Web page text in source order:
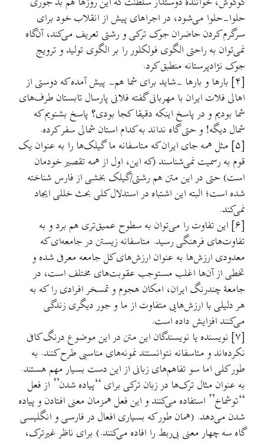
حلوا-حلوا می‌شود، در اجراهای پیش از انقلاب خود برای
سرگرم کردن حاضران جوک ترکی و رشتی تعریف می‌کند، آن‌گاه
نمی‌توان به راحتی الگوی فولکلور را بر الگوی تولید و ترویج
جوک نژادپرستانه منطبق کرد.
[۴] بارها و بارها -شاید برای شما هم- پیش آمده که دوستی از
اهالی فلات ایران با مهربانی گفته فلانی پارسال تابستان طرف‌های
شما بودیم و در پاسخ اینکه دقیقا کجا بودی؟ پاسخ بشنویم که
شمال دیگه! و حتی گاه نداند به کدام استان شمالی سفر کرده.
[۵] مثل همه جای ایران که متاسفانه ما گیلک‌ها را به عنوان یک
قوم به رسمیت نمی‌شناسند (که این، اول از همه تقصیر خودمان
است) حتی در این متن هم رشتی/گیلک بخشی از فارس شناخته
شده است؛ البته این اشتباه در استدلال کلی بحث خللی ایجاد
نمی‌کند.
[۶] این تفاوت را می‌توان به سطوح عمیق‌تری هم برد و به
تفاوت‌های فرهنگی رسید. متاسفانه زیستن در جامعه‌ای که
معدودی ارزش‌ها به عنوان ارزش‌های کل جامعه معرفی شده و
تخطی از آن‌ها اغلب مستوجب عقوبت‌های مختلف است، در
جامعهٔ چندرنگ ایران، امکان هجوم و تمسخر افرادی را که به
هر دلیلی با ارزش‌هایی متفاوت از ما و جور دیگری زندگی
می‌کنند افزایش داده است.
[۷] نویسنده یا نویسندگان این متن در این موضوع درنگ کافی
نکرده‌اند و متاسفانه نتوانستند نمونه‌های مناسبی طرح کنند. به
طور کلی اما سو تفاهم‌های زبانی از این دست بسیار مهم هستند.
به عنوان مثال ترک‌ها در زبان ترکی برای “پیاده شدن” از فعل
“توشماخ” استفاده می‌کنند و این فعل همزمان معنی افتادن و پیاده
شدن می‌دهد. (همان طور که بسیاری افعال در فارسی و انگلیسی
گاه سه چهار معنی بی‌ربط را افاده می‌کنند.) برای ناظر غیرترک،